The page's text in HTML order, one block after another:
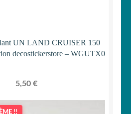
UN LAND CRUISER 150
decostickerstore – WGUTX0
5,50 €
!!